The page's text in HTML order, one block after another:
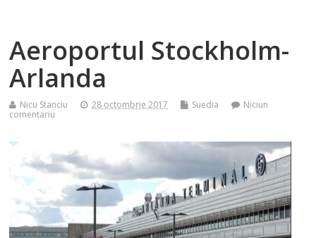
Aeroportul Stockholm-
Arlanda
Nicu Stanciu 28 octombrie 2017 Suedia
Niciun
comentariu